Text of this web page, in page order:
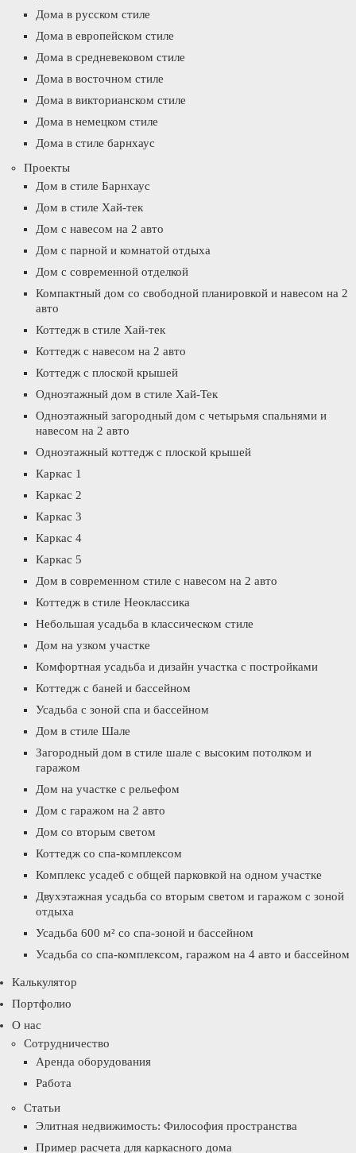
Дома в русском стиле
Дома в европейском стиле
Дома в средневековом стиле
Дома в восточном стиле
Дома в викторианском стиле
Дома в немецком стиле
Дома в стиле барнхаус
Проекты
Дом в стиле Барнхаус
Дом в стиле Хай-тек
Дом с навесом на 2 авто
Дом с парной и комнатой отдыха
Дом с современной отделкой
Компактный дом со свободной планировкой и навесом на 2
авто
Коттедж в стиле Хай-тек
Коттедж с навесом на 2 авто
Коттедж с плоской крышей
Одноэтажный дом в стиле Хай-Тек
Одноэтажный загородный дом с четырьмя спальнями и
навесом на 2 авто
Одноэтажный коттедж с плоской крышей
Каркас 1
Каркас 2
Каркас 3
Каркас 4
Каркас 5
Дом в современном стиле с навесом на 2 авто
Коттедж в стиле Неоклассика
Небольшая усадьба в классическом стиле
Дом на узком участке
Комфортная усадьба и дизайн участка с постройками
Коттедж с баней и бассейном
Усадьба с зоной спа и бассейном
Дом в стиле Шале
Загородный дом в стиле шале с высоким потолком и
гаражом
Дом на участке с рельефом
Дом с гаражом на 2 авто
Дом со вторым светом
Коттедж со спа-комплексом
Комплекс усадеб с общей парковкой на одном участке
Двухэтажная усадьба со вторым светом и гаражом с зоной
отдыха
Усадьба 600 м² со спа-зоной и бассейном
Усадьба со спа-комплексом, гаражом на 4 авто и бассейном
Калькулятор
Портфолио
О нас
Сотрудничество
Аренда оборудования
Работа
Статьи
Элитная недвижимость: Философия пространства
Пример расчета для каркасного дома